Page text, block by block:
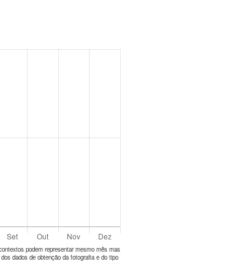
podem representar mesmo mês mas
dados de obtenção da fotografia e do tipo